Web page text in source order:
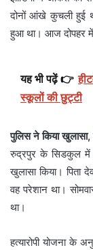
दोनों आंखे कुचली हुई
हुआ था। आज दोपहर में
यह भी पढ़ें 👉
स्कूलों की छुट्टी
पुलिस ने किया खुलासा,
रुद्रपुर के सिडकुल में
खुलासा किया। पिता
वह परेशान था।
था।
हत्यारोपी योजना के